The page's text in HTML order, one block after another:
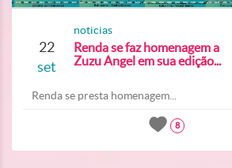
22
set
noticias
Renda se faz homenagem a
Zuzu Angel em sua edição...
Renda se presta homenagem...
8